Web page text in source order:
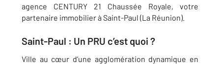
agence CENTURY 21 Chaussée Royale, votre
partenaire immobilier à Saint-Paul (La Réunion).
Saint-Paul : Un PRU c’est quoi ?
Ville au cœur d’une agglomération dynamique en